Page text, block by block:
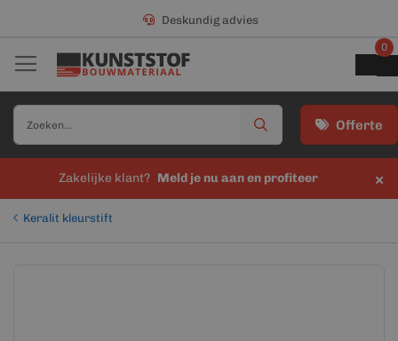
Deskundig advies
Offerte
0
Zakelijke klant? Meld je nu aan en profiteer ×
Keralit kleurstift